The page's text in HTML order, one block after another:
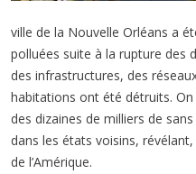
ville de la Nouvelle Orléans a
polluées suite à la rupture des
des infrastructures, des
habitations ont été détruits.
des dizaines de milliers de
dans les états voisins,
de l’Amérique.